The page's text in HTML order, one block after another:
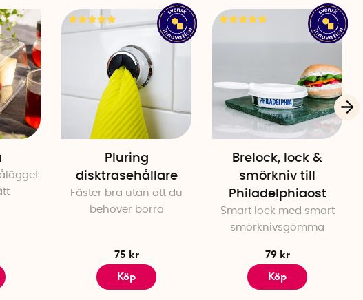
Pluring
disktrasehållare
Fäster bra utan att du
behöver borra
75 kr
Köp
Brelock, lock &
smörkniv till
Philadelphiaost
Smart lock med smart
smörknivsgömma
79 kr
Köp